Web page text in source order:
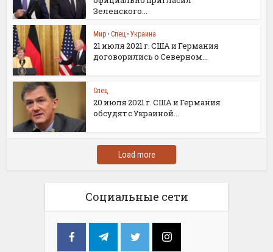
Зеленского...
Мир • Спец • Украина
21 июля 2021 г. США и Германия
договорились о Северном...
Спец
20 июля 2021 г. США и Германия
обсудят с Украиной...
Load more
Социальные сети